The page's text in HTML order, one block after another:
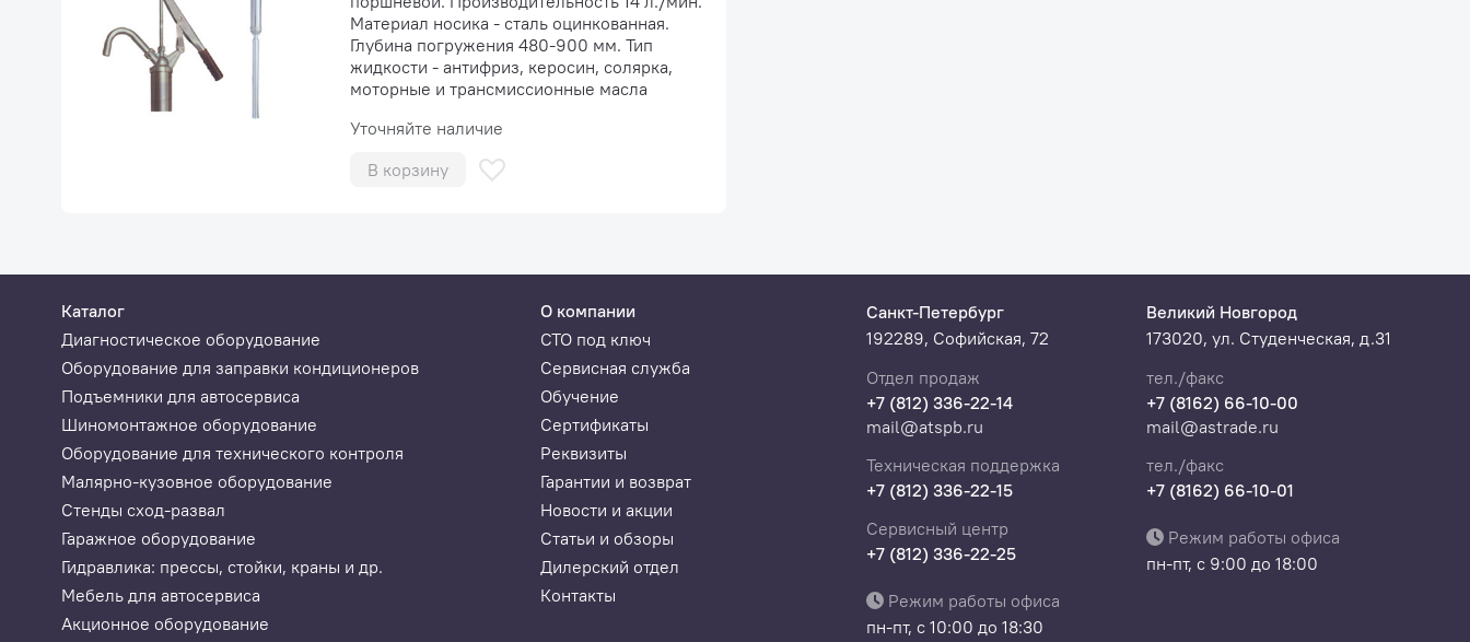
Материал носика - сталь оцинкованная.
Глубина погружения 480-900 мм. Тип
жидкости - антифриз, керосин, солярка,
моторные и трансмиссионные масла
Уточняйте наличие
В корзину
Каталог
Диагностическое оборудование
Оборудование для заправки кондиционеров
Подъемники для автосервиса
Шиномонтажное оборудование
Оборудование для технического контроля
Малярно-кузовное оборудование
Стенды сход-развал
Гаражное оборудование
Гидравлика: прессы, стойки, краны и др.
Мебель для автосервиса
Акционное оборудование
О компании
СТО под ключ
Сервисная служба
Обучение
Сертификаты
Реквизиты
Гарантии и возврат
Новости и акции
Статьи и обзоры
Дилерский отдел
Контакты
Санкт-Петербург
192289, Софийская, 72
Отдел продаж
+7 (812) 336-22-14
mail@atspb.ru
Техническая поддержка
+7 (812) 336-22-15
Сервисный центр
+7 (812) 336-22-25
Режим работы офиса
пн-пт, с 10:00 до 18:30
Великий Новгород
173020, ул. Студенческая, д.31
тел./факс
+7 (8162) 66-10-00
mail@astrade.ru
тел./факс
+7 (8162) 66-10-01
Режим работы офиса
пн-пт, с 9:00 до 18:00